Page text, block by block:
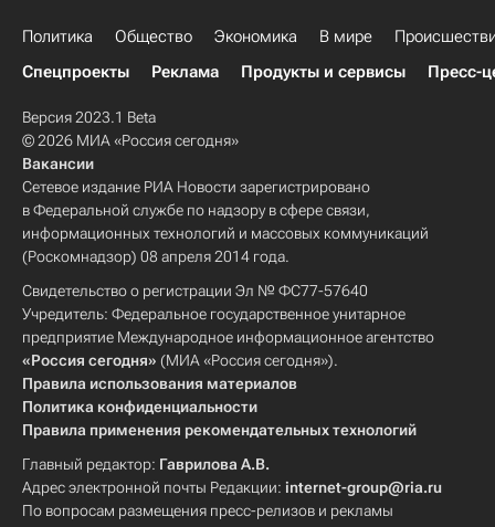
Политика Общество Экономика В мире
Спецпроекты
Реклама Продукты и сервисы Пресс-
Версия 2023.1 Beta
© 2026 МИА «Россия сегодня»
Вакансии
Сетевое издание РИА Новости зарегистрировано
в Федеральной службе по надзору в сфере связи,
информационных технологий и массовых коммуникаций
(Роскомнадзор) 08 апреля 2014 года.
Свидетельство о регистрации Эл № ФС77-57640
Учредитель: Федеральное государственное унитарное
предприятие Международное информационное агентство
«Россия сегодня» (МИА «Россия сегодня»).
Правила использования материалов
Политика конфиденциальности
Правила применения рекомендательных технологий
Главный редактор: Гаврилова А.В.
Адрес электронной почты Редакции: internet-group@ria.ru
По вопросам размещения пресс-релизов и рекламы